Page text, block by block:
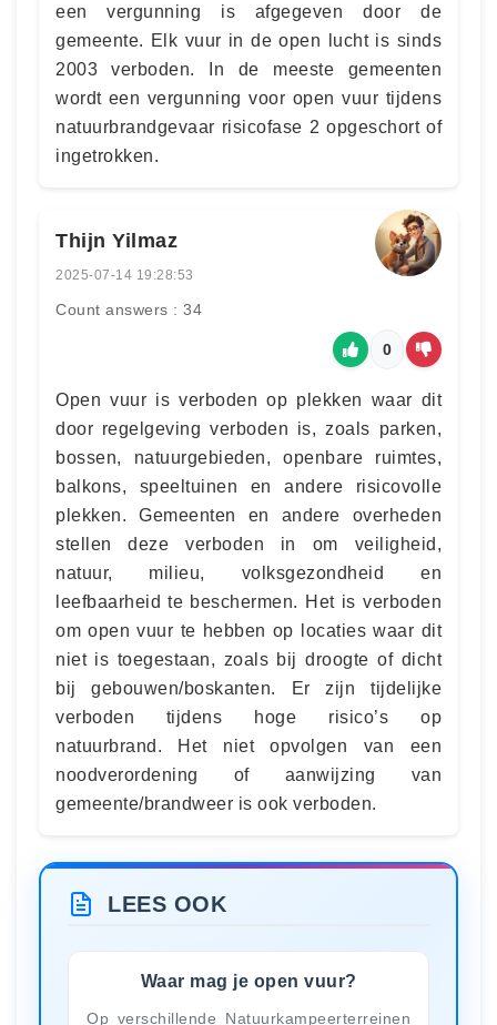
een vergunning is afgegeven door de
gemeente. Elk vuur in de open lucht is sinds
2003 verboden. In de meeste gemeenten
wordt een vergunning voor open vuur tijdens
natuurbrandgevaar risicofase 2 opgeschort of
ingetrokken.
Thijn Yilmaz
2025-07-14 19:28:53
Count answers : 34
0
Open vuur is verboden op plekken waar dit
door regelgeving verboden is, zoals parken,
bossen, natuurgebieden, openbare ruimtes,
balkons, speeltuinen en andere risicovolle
plekken. Gemeenten en andere overheden
stellen deze verboden in om veiligheid,
natuur, milieu, volksgezondheid en
leefbaarheid te beschermen. Het is verboden
om open vuur te hebben op locaties waar dit
niet is toegestaan, zoals bij droogte of dicht
bij gebouwen/boskanten. Er zijn tijdelijke
verboden tijdens hoge risico’s op
natuurbrand. Het niet opvolgen van een
noodverordening of aanwijzing van
gemeente/brandweer is ook verboden.
LEES OOK
Waar mag je open vuur?
Op verschillende Natuurkampeerterreinen